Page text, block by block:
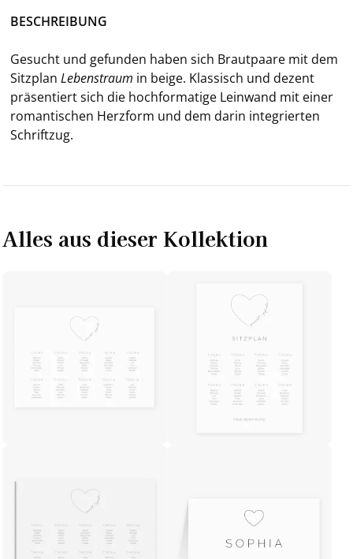
BE­SCHREI­BUNG
Ge­sucht und ge­fun­den haben sich Braut­paa­re mit dem
Sitz­plan Le­bens­traum in beige. Klas­sisch und de­zent
prä­sen­tiert sich die hoch­for­ma­ti­ge Lein­wand mit einer
ro­man­ti­schen Herz­form und dem darin in­te­grier­ten
Schrift­zug.
Alles aus dieser Kollektion